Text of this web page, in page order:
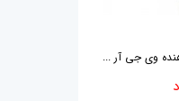
وی جی آر ...